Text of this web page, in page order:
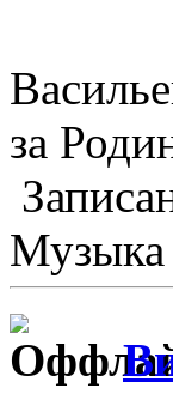
за
Музыка